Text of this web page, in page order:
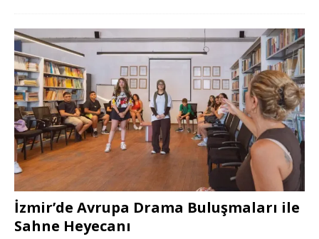
İzmir’de Avrupa Drama Buluşmaları ile
Sahne Heyecanı